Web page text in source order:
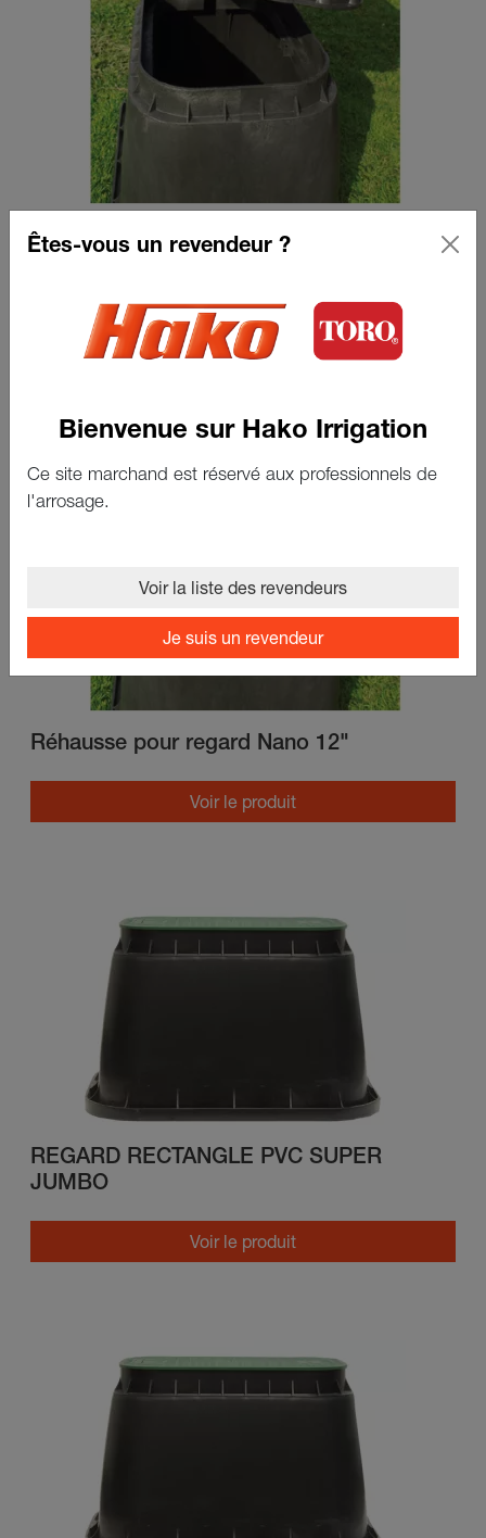
Réhausse pour regard JUMBO
Réhausse pour regard Nano 12"
Voir le produit
REGARD RECTANGLE PVC SUPER
JUMBO
Voir le produit
Êtes-vous un revendeur ?
Bienvenue sur Hako Irrigation
Ce site marchand est réservé aux professionnels de
l'arrosage.
Voir la liste des revendeurs
Je suis un revendeur